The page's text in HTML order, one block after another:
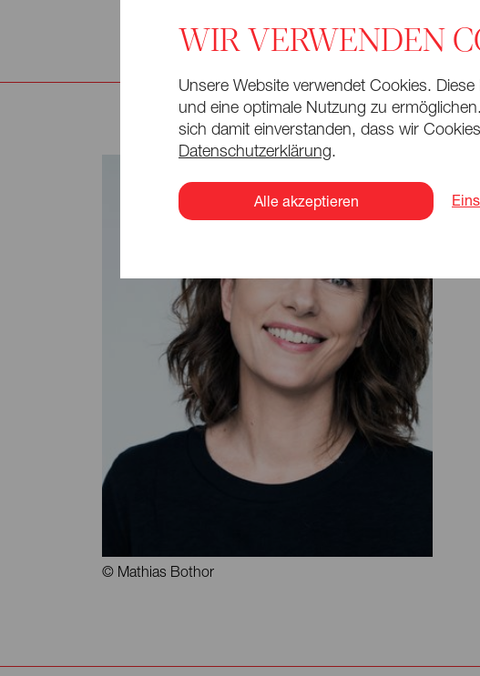
© Mathias Bothor
WIR VERWENDEN
Unsere Website verwendet Cookies.
und eine optimale Nutzung zu
sich damit einverstanden, dass wir
Datenschutzerklärung.
Alle akzeptieren